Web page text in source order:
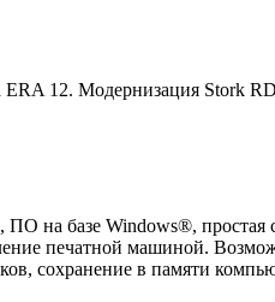
ERA 12. Модернизация Stork
ПО на базе Windows®, простая
печатной машиной.
сохранение в памяти